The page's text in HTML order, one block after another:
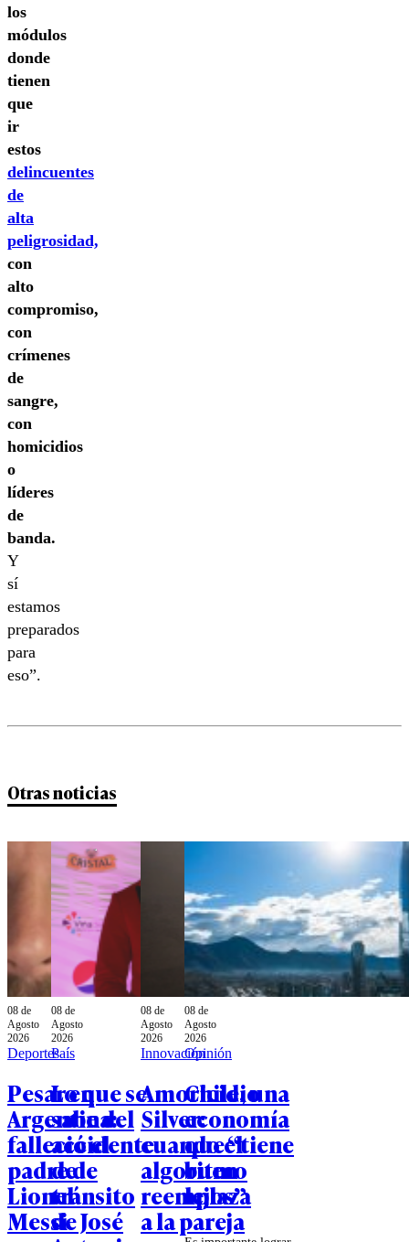
los
módulos
donde
tienen
que
ir
estos
delincuentes
de
alta
peligrosidad,
con
alto
compromiso,
con
crímenes
de
sangre,
con
homicidios
o
líderes
de
banda.
Y
sí
estamos
preparados
para
eso”.
Otras noticias
08 de
Agosto
2026
Deportes
Pesar en
Argentina:
falleció el
padre de
Lionel
Messi
08 de
Agosto
2026
País
Lo que se
sabe del
accidente
de
tránsito
de José
08 de
Agosto
2026
Innovación
Amoricidio
Silver:
cuando el
algoritmo
reemplaza
a la pareja
08 de
Agosto
2026
Opinión
Chile, una
economía
que “tiene
buen
lejos”